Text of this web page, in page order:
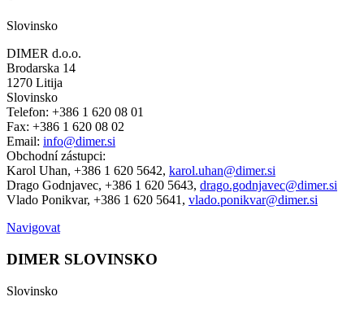
Slovinsko
DIMER d.o.o.
Brodarska 14
1270 Litija
Slovinsko
Telefon: +386 1 620 08 01
Fax: +386 1 620 08 02
Email: info@dimer.si
Obchodní zástupci:
Karol Uhan, +386 1 620 5642, karol.uhan@dimer.si
Drago Godnjavec, +386 1 620 5643, drago.godnjavec@dimer.si
Vlado Ponikvar, +386 1 620 5641, vlado.ponikvar@dimer.si
Navigovat
DIMER SLOVINSKO
Slovinsko